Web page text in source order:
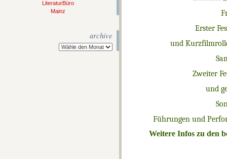
LiteraturBüro
Mainz
archive
Erster
und
Zweiter
und
Führungenund
Weitere Infos zu den